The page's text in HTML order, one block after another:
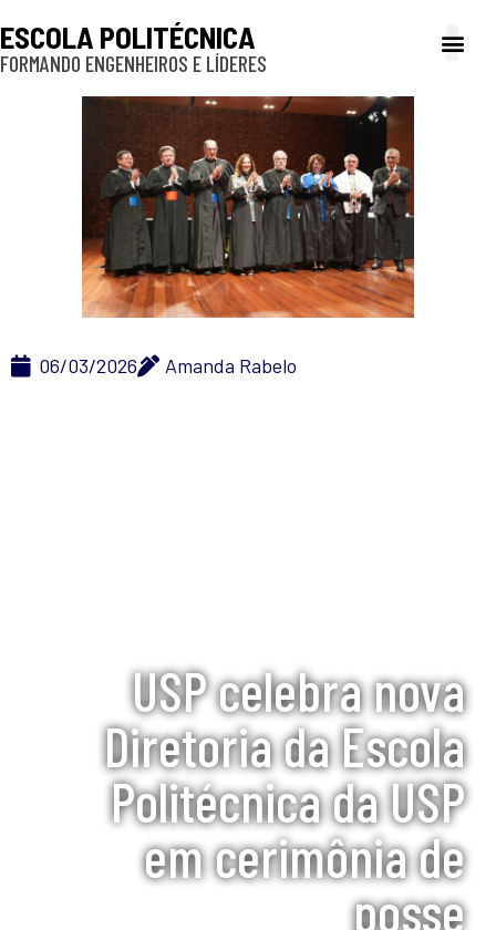
ESCOLA POLITÉCNICA
FORMANDO ENGENHEIROS E LÍDERES
06/03/2026 Amanda Rabelo
USP celebra nova
Diretoria da Escola
Politécnica da USP
em cerimônia de
posse